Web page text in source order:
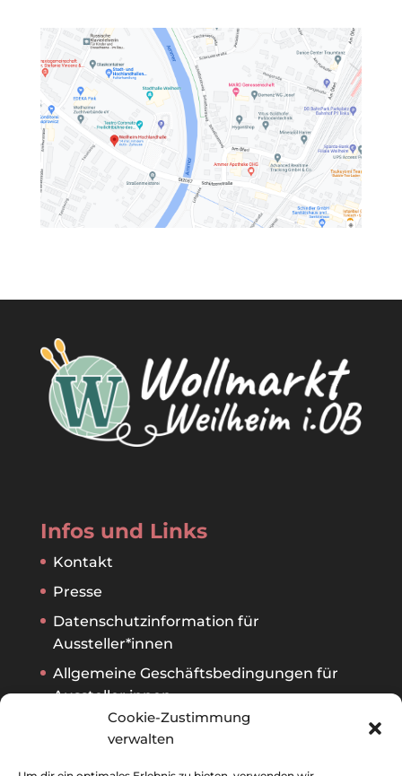
Cookie-Zustimmung
verwalten
Infos und Links
Kontakt
Presse
Datenschutzinformation für
Aussteller*innen
Allgemeine Geschäftsbedingungen für
Aussteller:innen